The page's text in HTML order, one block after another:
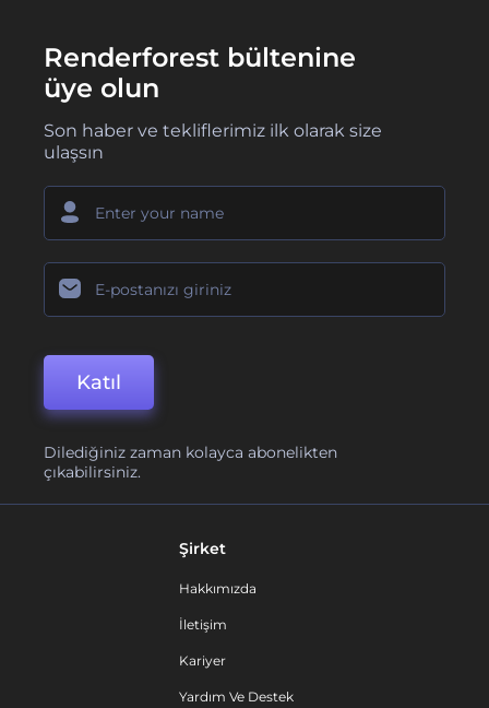
Renderforest bültenine
üye olun
Son haber ve tekliflerimiz ilk olarak size
ulaşsın
Katıl
Dilediğiniz zaman kolayca abonelikten
çıkabilirsiniz.
Şirket
Hakkımızda
İletişim
Kariyer
Yardım Ve Destek